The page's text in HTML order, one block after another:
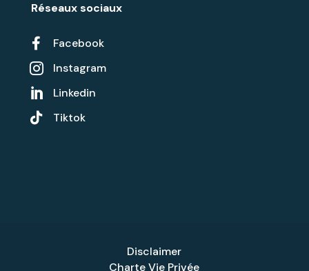
Réseaux sociaux
 Facebook
 Instagram

Linkedin

Tiktok
Disclaimer
Charte Vie Privée